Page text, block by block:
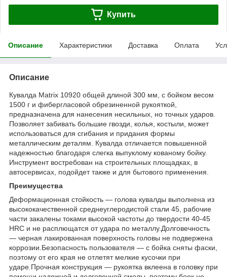
Купить
Описание Характеристики Доставка Оплата
Описание
Кувалда Matrix 10920 общей длиной 300 мм, с бойком весом
1500 г и фибергласовой обрезиненной рукояткой,
предназначена для нанесения несильных, но точных ударов.
Позволяет забивать большие гвозди, колья, костыли, может
использоваться для сгибания и придания формы
металлическим деталям. Кувалда отличается повышенной
надежностью благодаря слегка выпуклому кованому бойку.
Инструмент востребован на строительных площадках, в
автосервисах, подойдет также и для бытового применения.
Преимущества
Деформационная стойкость — голова кувалды выполнена из
высококачественной среднеуглеродистой стали 45, рабочие
части закалены токами высокой частоты до твердости 40-45
HRC и не расплющатся от удара по металлу.Долговечность
— черная лакированная поверхность головы не подвержена
коррозии.Безопасность пользователя — с бойка сняты фаски,
поэтому от его края не отлетят мелкие кусочки при
ударе.Прочная конструкция — рукоятка вклеена в головку при